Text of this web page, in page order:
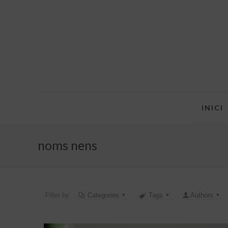
INICI
noms nens
Filter by Categories Tags Authors